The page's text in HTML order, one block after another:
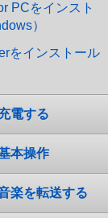
PCをインスト
）
をインストール
電する
本操作
楽を転送する